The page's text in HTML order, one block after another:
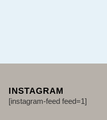
INSTAGRAM
[instagram-feed feed=1]